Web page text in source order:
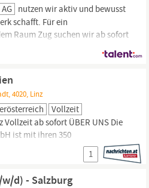
nutzen wir aktiv und bewusst
schafft. Für ein
Raum Zug suchen wir ab sofort
ein überschaubares Portfolio
(ohne...
4020, Linz
Vollzeit
Vollzeit ab sofort ÜBER UNS Die
ist mit ihren 350
Wien, Salzburg,
zu den größten und 1
d) - Salzburg